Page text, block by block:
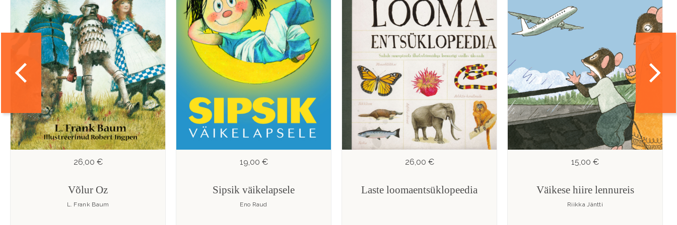
26,00 €
Võlur Oz
L. Frank Baum
19,00 €
Sipsik väikelapsele
Eno Raud
26,00 €
Laste loomaentsüklopeedia
15,00 €
Väikese hiire lennureis
Riikka Jäntti